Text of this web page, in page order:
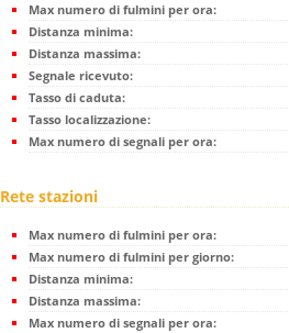
Max numero di fulmini per ora:
Distanza minima:
Distanza massima:
Segnale ricevuto:
Tasso di caduta:
Tasso localizzazione:
Max numero di segnali per ora:
Rete stazioni
Max numero di fulmini per ora:
Max numero di fulmini per giorno:
Distanza minima:
Distanza massima:
Max numero di segnali per ora: